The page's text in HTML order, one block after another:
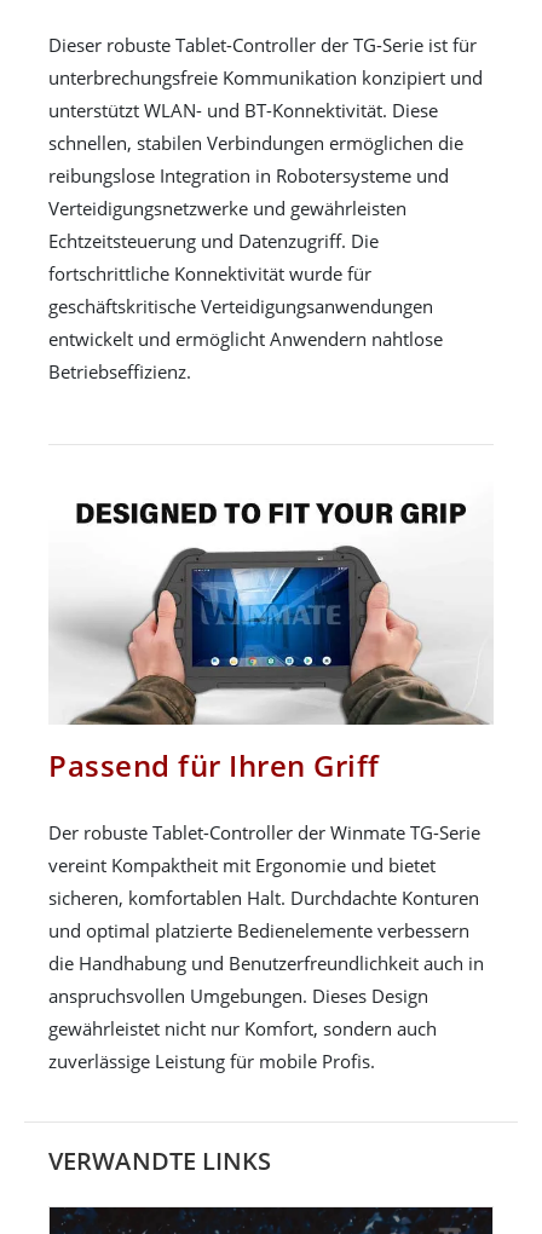
Dieser robuste Tablet-Controller der TG-Serie ist für
unterbrechungsfreie Kommunikation konzipiert und
unterstützt WLAN- und BT-Konnektivität. Diese
schnellen, stabilen Verbindungen ermöglichen die
reibungslose Integration in Robotersysteme und
Verteidigungsnetzwerke und gewährleisten
Echtzeitsteuerung und Datenzugriff. Die
fortschrittliche Konnektivität wurde für
geschäftskritische Verteidigungsanwendungen
entwickelt und ermöglicht Anwendern nahtlose
Betriebseffizienz.
Passend für Ihren Griff
Der robuste Tablet-Controller der Winmate TG-Serie
vereint Kompaktheit mit Ergonomie und bietet
sicheren, komfortablen Halt. Durchdachte Konturen
und optimal platzierte Bedienelemente verbessern
die Handhabung und Benutzerfreundlichkeit auch in
anspruchsvollen Umgebungen. Dieses Design
gewährleistet nicht nur Komfort, sondern auch
zuverlässige Leistung für mobile Profis.
VERWANDTE LINKS